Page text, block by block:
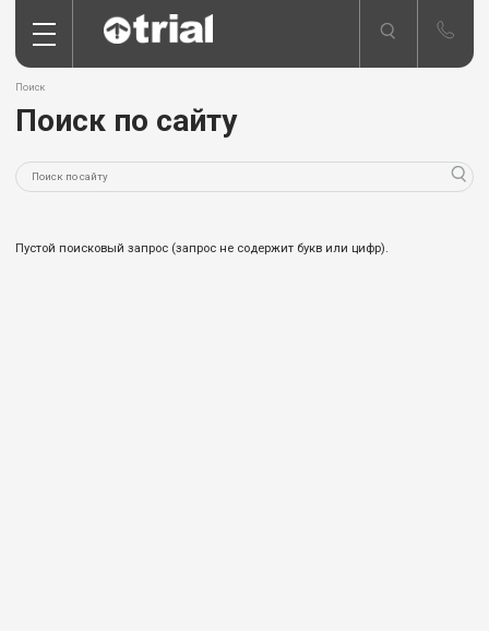
Поиск
Поиск по сайту
Пустой поисковый запрос (запрос не содержит букв или цифр).